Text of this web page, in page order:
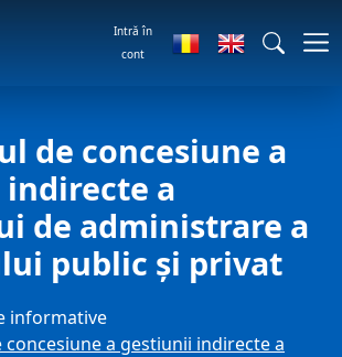
Intră în
cont
de concesiune a
a
de administrare a
public şi privat
informative
concesiune a gestiunii indirecte a